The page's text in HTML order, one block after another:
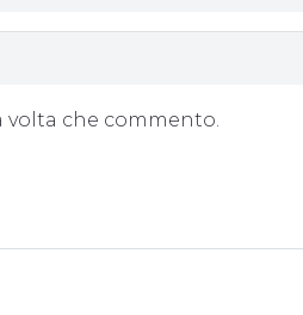
volta che commento.